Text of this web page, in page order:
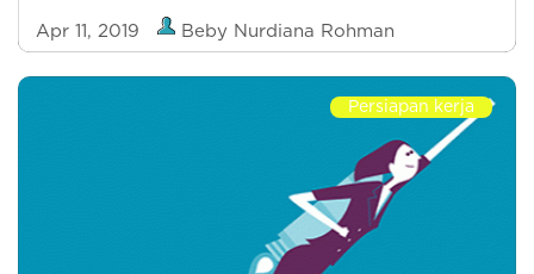
Apr 11, 2019 Beby Nurdiana Rohman
Persiapan kerja